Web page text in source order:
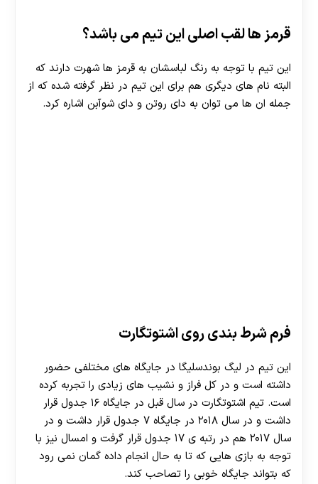
30 تا 50 درصد شارژ هدیه بیشتر فقط با ثبت نام در
هات بت
قرمز ها لقب اصلی این تیم می باشد؟
این تیم با توجه به رنگ لباسشان به قرمز ها شهرت دارند که
البته نام های دیگری هم برای این تیم در نظر گرفته شده که از
جمله ان ها می توان به دای روتن و دای شوآبن اشاره کرد.
فرم شرط بندی روی اشتوتگارت
این تیم در لیگ بوندسلیگا در جایگاه های مختلفی حضور
داشته است و در کل فراز و نشیب های زیادی را تجربه کرده
است. تیم اشتوتگارت در سال قبل در جایگاه ۱۶ جدول قرار
داشت و در سال ۲۰۱۸ در جایگاه ۷ جدول قرار داشت و در
سال ۲۰۱۷ هم در رتبه ی ۱۷ جدول قرار گرفت و امسال نیز با
توجه به بازی هایی که تا به حال انجام داده گمان نمی رود
که بتواند جایگاه خوبی را تصاحب کند.